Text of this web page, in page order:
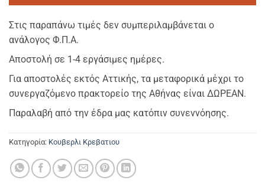
Στις παραπάνω τιμές δεν συμπεριλαμβάνεται ο
ανάλογος Φ.Π.Α.
Αποστολή σε 1-4 εργάσιμες ημέρες.
Για αποστολές εκτός Αττικής, τα μεταφορικά μέχρι το
συνεργαζόμενο πρακτορείο της Αθήνας είναι ΔΩΡΕΑΝ.
Παραλαβή από την έδρα μας κατόπιν συνεννόησης.
Κατηγορία: Κουβερλι Κρεβατιου